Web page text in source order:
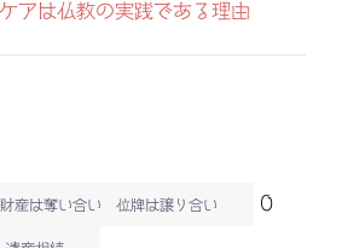
アは仏教の実践である理由
財産は奪い合い 位牌は譲り合い 0